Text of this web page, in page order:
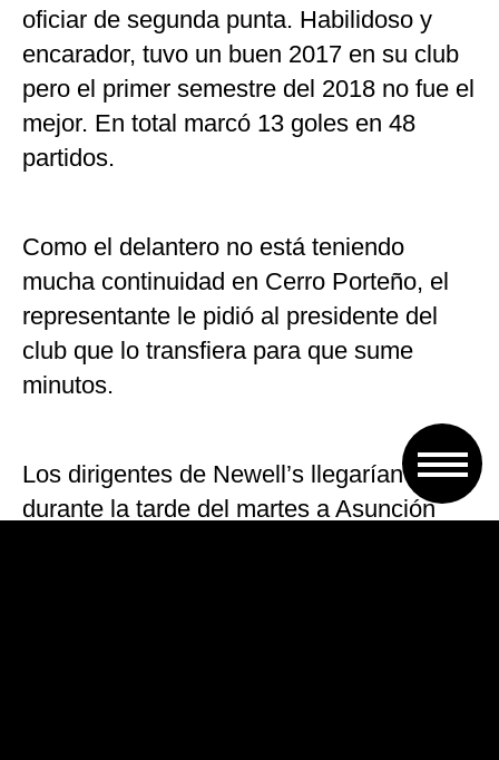
oficiar de segunda punta. Habilidoso y
encarador, tuvo un buen 2017 en su club
pero el primer semestre del 2018 no fue el
mejor. En total marcó 13 goles en 48
partidos.
Como el delantero no está teniendo
mucha continuidad en Cerro Porteño, el
representante le pidió al presidente del
club que lo transfiera para que sume
minutos.
Los dirigentes de Newell’s llegarían
durante la tarde del martes a Asunción